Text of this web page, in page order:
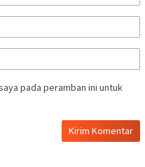
pada peramban ini untuk